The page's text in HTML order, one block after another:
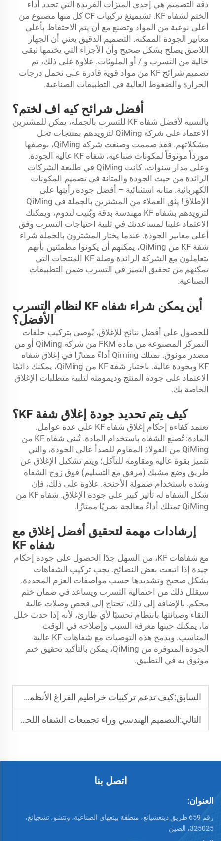
دقة التصميم هي إحدى الميزات الفريدة التي تحدد أداء
الختم لشفاه KF. تشيمينغ
تركيبات CF
كل منها مصنوع من
أعلى نوعية من المواد وتصنع مع أن يتم الاحتفاظ بأعلى
معايير الجودة الممكنة. التصميم الدقيق يعني أن الجهاز
اللاصق يصلح بشكل صحيح وأن الأجزاء التي يختمها تبقى
خالية من التسرب و / أو الملوثات. علاوة على ذلك، تم
تصميم شرائح KF من مواد قوية قادرة على تحمل درجات
الحرارة والضغوط العالية في التطبيقات الصناعية.
أفضل شرائح كيه اف لختم؟
بالنسبة لأفضل شفاه KF للتسرب بالجملة، يمكن للمشترين
الاعتماد على شركة QiMing لتزويدهم بمنتجات تحل
مشكلاتهم. فقد صممت وصنعت شركة QiMing، بوصفها
مورداً موثوقاً لمكونات صناعية، شفاه KF عالية الجودة.
وعلى مدار سنوات، كانت QiMing في طليعة الشركات
الرائدة من حيث الجودة والمتانة في تصميم المكونات
الكهربائية. متانة استثنائية – أفضل جودة رأيتها على
الإطلاق! يثق العملاء من المشترين بالجملة في QiMing
لتزويدهم بشفاه KF مهندسة بدقة وبُنيت لتدوم، ويمكنك
الاعتماد علينا لمساعدتك في تلبية احتياجات التسرب وفق
أعلى معايير الجودة. عندما يختار المشترون بالجملة شراء
شفة KF من QiMing، يمكنهم أن يكونوا مطمئنين بأنهم
يتعاملون مع الشركة الرائدة وصلة KF
المنتجات التي
تمكنهم من تحقيق التميز في التسرب ضمن التطبيقات
الصناعية.
أين يمكن شراء شفاه KF لنظام التسرب
الأفضل؟
للحصول على أفضل نتائج للإغلاق، يُوصى بتركيب حلقات
التمركز المصنوعة من مادة FKM من شركة QiMing أو من
مصدر موثوق. تمتلك Qiming أداءً ممتازًا في إغلاق شفاه
KF وبجودة عالية. باختيار شفة KF من QiMing، يمكنك دائمًا
الاعتماد على جودة المنتج وديمومته لتلبية متطلبات الإغلاق
الخاصة بك.
كيف يتم تحديد جودة إغلاق شفة KF؟
تعتمد كفاءة إحكام إغلاق شفاه KF على عدة عوامل.
المادة: تُصنع الشفاه باستخدام المادة. تُبنى شفاه KF من
QiMing من الفولاذ المقاوم للصدأ عالي الجودة، والتي
تتميز بقوة عالية ومقاومة للتآكل؛ ويتم تشكيل الإغلاق عن
طريق وضع مشبك (مرفق مع التسليم) فوق زوج الشفاه
وشده باستخدام صمولة الأجنحة. علاوة على ذلك، فإن
شكل الشفاه له تأثير كبير على جودة الإغلاق. شفاه KF من
QiMing تمتلك أداءً معالجة بصريًا ممتازًا.
إرشادات مهمة لتحقيق أفضل إغلاق مع
شفاه KF
مع شفاهات KF، من السهل جدًا الحصول على جودة إحكام
جيدة إذا اتبعت بعض النصائح. يجب تركيب الشفاهات
بشكل صحيح وتشديدها حسب مواصفات العزم المحددة.
سيقلل ذلك من احتمالية التسرب ويساعد في ضمان ختم
محكم. بالإضافة إلى ذلك، تحتاج إلى فحص وصلات عالية
النقاء وصيانتها بانتظام تحسبًا لأي طارئ، لأنه إذا حدث خلل
ما، يمكنك حينها معرفة السبب وإصلاحه في الوقت
المناسب. وبدمج هذه التوصيات مع شفاهات KF عالية
الجودة المتوفرة من QiMing، يمكن بالتأكيد تحقيق ختم
موثوق به في التطبيق.
السابق:كيف تدعم تركيبات خراطيم الفراغ الأنظمة النمطية للضخ
التالي:التصميم الهندسي وراء تجميعات الشفاه اللحامية المتقابلة
اتصل بنا
العنوان:
رقم 659 طريق دينغشيانغ، منطقة بينغهاي الصناعية، ونتشو، تشجيانغ،
325025، الصين